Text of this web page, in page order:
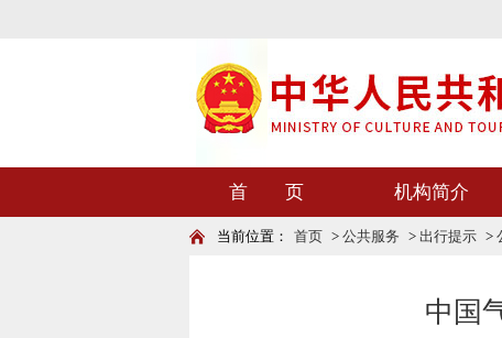
首 页 机构简介
当前位置： 首页 > 公共服务 > 出行提示 >
中国